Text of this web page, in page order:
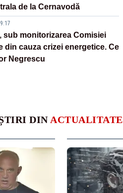
de la Cernavodă
sub monitorizarea Comisiei
din cauza crizei energetice. Ce
Negrescu
DIN ACTUALITATE